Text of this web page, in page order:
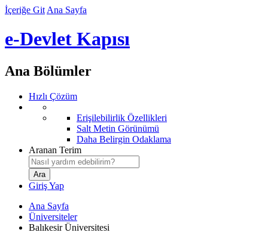
İçeriğe Git Ana Sayfa
e-Devlet Kapısı
Ana Bölümler
Hızlı Çözüm
Erişilebilirlik Özellikleri
Salt Metin Görünümü
Daha Belirgin Odaklama
Aranan Terim
Giriş Yap
Ana Sayfa
Üniversiteler
Balıkesir Üniversitesi